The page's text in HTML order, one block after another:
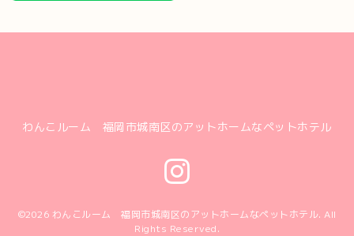
わんこルーム 福岡市城南区のアットホームなペットホテル
©2026 わんこルーム 福岡市城南区のアットホームなペットホテル. All
Rights Reserved.